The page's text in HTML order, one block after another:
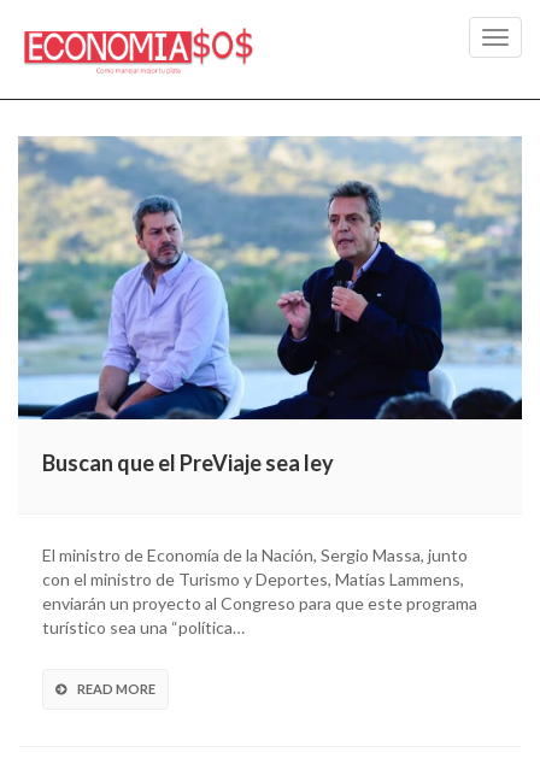
Buscan que el PreViaje sea ley
El ministro de Economía de la Nación, Sergio Massa, junto
con el ministro de Turismo y Deportes, Matías Lammens,
enviarán un proyecto al Congreso para que este programa
turístico sea una “política…
READ MORE